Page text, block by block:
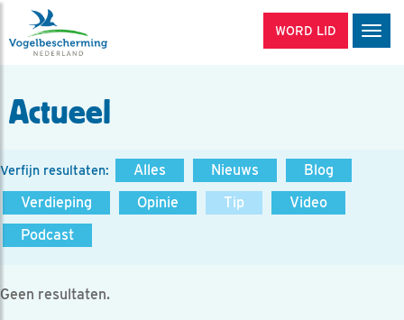
WORD LID
Actueel
Verfijn resultaten: Alles Nieuws
Blog
Verdieping
Opinie Tip
Video
Podcast
Geen resultaten.